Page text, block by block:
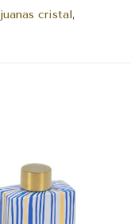
cristal,